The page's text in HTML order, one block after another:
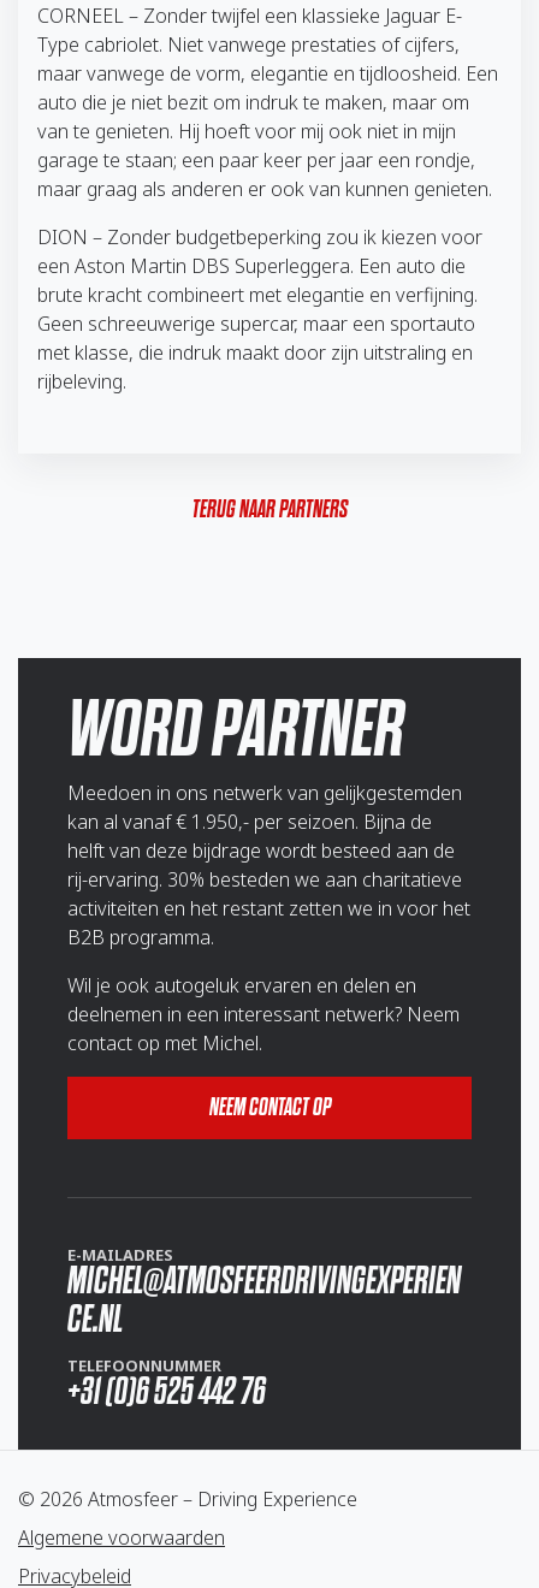
CORNEEL – Zonder twijfel een klassieke Jaguar E-
Type cabriolet. Niet vanwege prestaties of cijfers,
maar vanwege de vorm, elegantie en tijdloosheid. Een
auto die je niet bezit om indruk te maken, maar om
van te genieten. Hij hoeft voor mij ook niet in mijn
garage te staan; een paar keer per jaar een rondje,
maar graag als anderen er ook van kunnen genieten.
DION – Zonder budgetbeperking zou ik kiezen voor
een Aston Martin DBS Superleggera. Een auto die
brute kracht combineert met elegantie en verfijning.
Geen schreeuwerige supercar, maar een sportauto
met klasse, die indruk maakt door zijn uitstraling en
rijbeleving.
TERUG NAAR PARTNERS
WORD PARTNER
Meedoen in ons netwerk van gelijkgestemden
kan al vanaf € 1.950,- per seizoen. Bijna de
helft van deze bijdrage wordt besteed aan de
rij-ervaring. 30% besteden we aan charitatieve
activiteiten en het restant zetten we in voor het
B2B programma.
Wil je ook autogeluk ervaren en delen en
deelnemen in een interessant netwerk? Neem
contact op met Michel.
NEEM CONTACT OP
E-MAILADRES
MICHEL@ATMOSFEERDRIVINGEXPERIEN
CE.NL
TELEFOONNUMMER
+31 (0)6 525 442 76
© 2026 Atmosfeer – Driving Experience
Algemene voorwaarden
Privacybeleid